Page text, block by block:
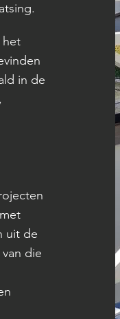
het
in de
uit de
die